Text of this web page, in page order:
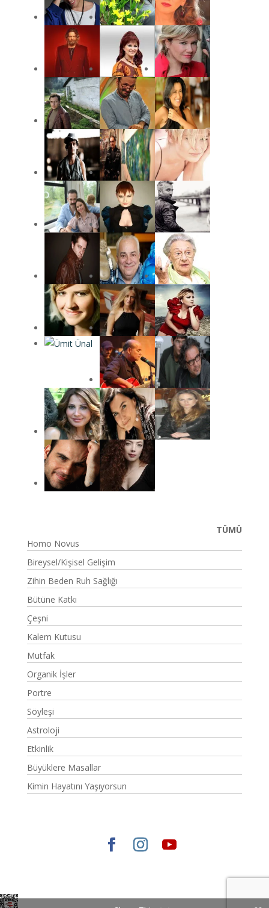
TÜMÜ
Homo Novus
Bireysel/Kişisel Gelişim
Zihin Beden Ruh Sağlığı
Bütüne Katkı
Çeşni
Kalem Kutusu
Mutfak
Organik İşler
Portre
Söyleşi
Astroloji
Etkinlik
Büyüklere Masallar
Kimin Hayatını Yaşıyorsun